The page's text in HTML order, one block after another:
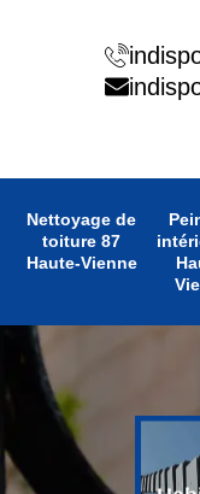
Nettoyage de
toiture 87
Haute-Vienne